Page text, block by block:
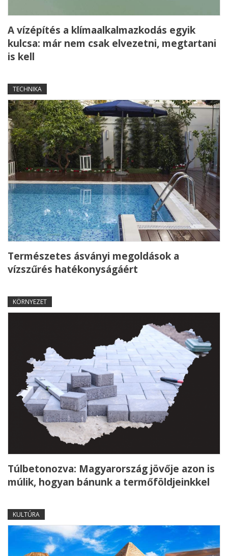
A vízépítés a klímaalkalmazkodás egyik
kulcsa: már nem csak elvezetni, megtartani
is kell
TECHNIKA
Természetes ásványi megoldások a
vízszűrés hatékonyságáért
KÖRNYEZET
Túlbetonozva: Magyarország jövője azon is
múlik, hogyan bánunk a termőföldjeinkkel
KULTÚRA